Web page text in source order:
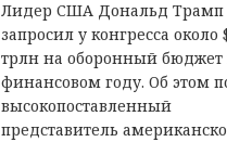
Лидер США Дональд Трамп
запросил у конгресса около
трлн на оборонный бюджет
финансовом году. Об этом
высокопоставленный
представитель